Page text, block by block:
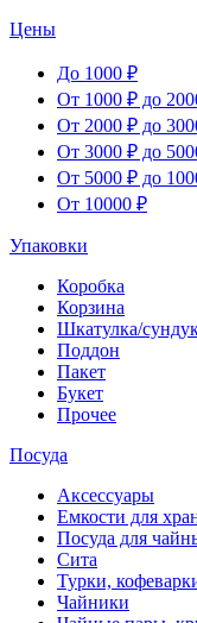
Цены
До 1000 ₽
От 1000 ₽ до
От 2000 ₽ до
От 3000 ₽ до
От 5000 ₽ до
От 10000 ₽
Упаковки
Коробка
Корзина
Шкатулка/
Поддон
Пакет
Букет
Прочее
Посуда
Аксессуары
Емкости для
Посуда для
Сита
Турки,
Чайники